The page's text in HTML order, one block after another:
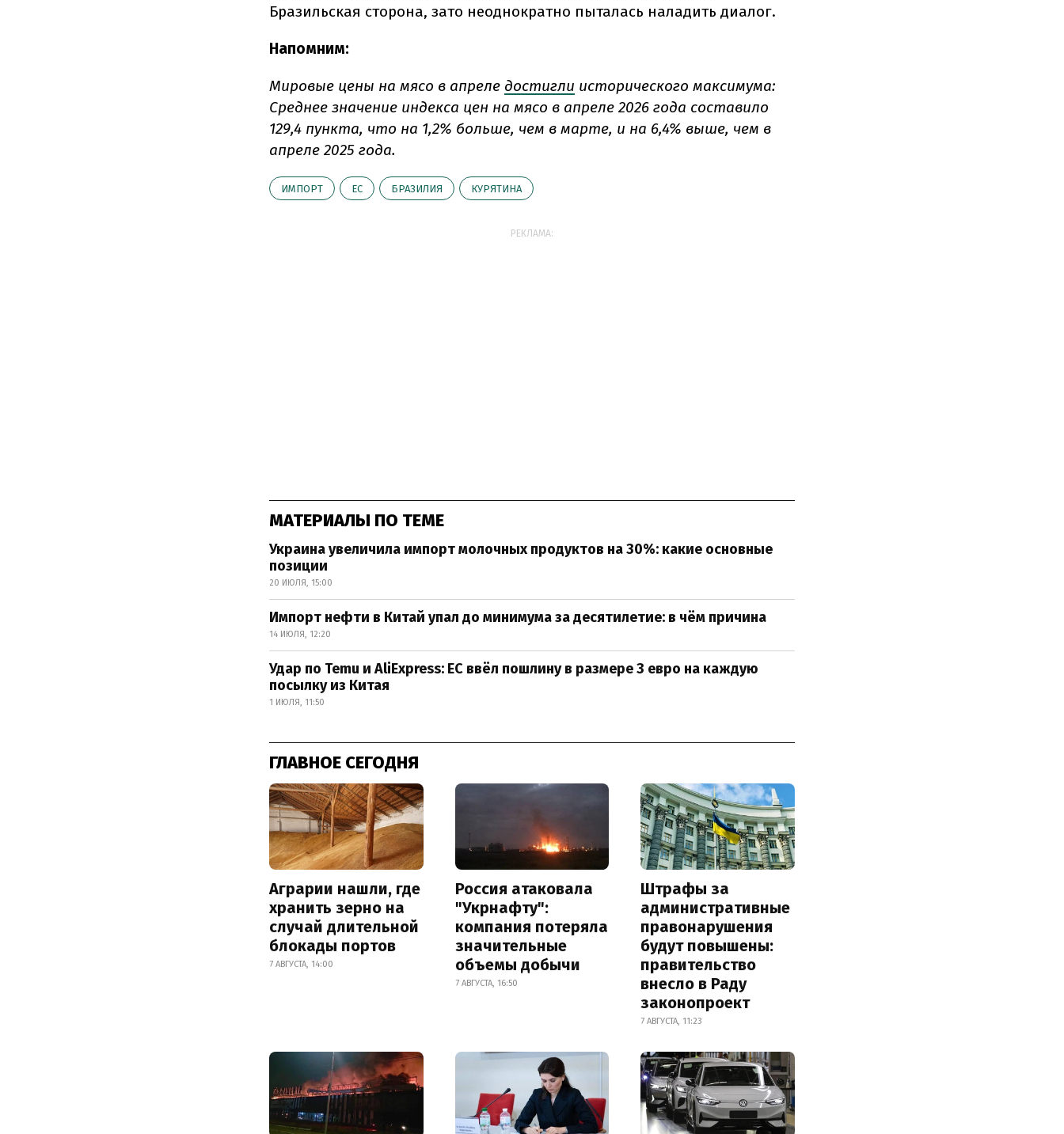
Бразильская сторона, зато неоднократно пыталась наладить диалог.
Напомним:
Мировые цены на мясо в апреле достигли исторического максимума:
Среднее значение индекса цен на мясо в апреле 2026 года составило
129,4 пункта, что на 1,2% больше, чем в марте, и на 6,4% выше, чем в
апреле 2025 года.
ИМПОРТ ЕС БРАЗИЛИЯ КУРЯТИНА
РЕКЛАМА:
МАТЕРИАЛЫ ПО ТЕМЕ
Украина увеличила импорт молочных продуктов на 30%: какие основные
позиции
20 ИЮЛЯ, 15:00
Импорт нефти в Китай упал до минимума за десятилетие: в чём причина
14 ИЮЛЯ, 12:20
Удар по Temu и AliExpress: ЕС ввёл пошлину в размере 3 евро на каждую
посылку из Китая
1 ИЮЛЯ, 11:50
ГЛАВНОЕ СЕГОДНЯ
Аграрии нашли, где
хранить зерно на
случай длительной
блокады портов
7 АВГУСТА, 14:00
Россия атаковала
"Укрнафту":
компания потеряла
значительные
объемы добычи
7 АВГУСТА, 16:50
Штрафы за
административные
правонарушения
будут повышены:
правительство
внесло в Раду
законопроект
7 АВГУСТА, 11:23